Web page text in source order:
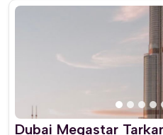
Dubai Megastar